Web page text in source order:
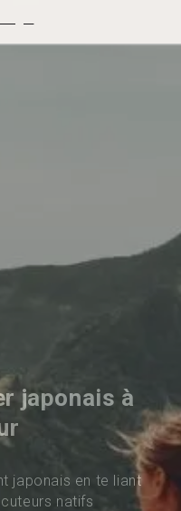
japonais à
japonais en te liant
natifs